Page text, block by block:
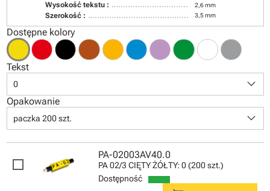
Wysokość tekstu : 2,6 mm
Szerokość : 3,5 mm
Dostępne kolory
Tekst
0 keyboard_arrow_down
Opakowanie
paczka 200 szt. keyboard_arrow_down
PA-02003AV40.0
PA 02/3 CIĘTY ŻÓŁTY: 0 (200 szt.)
Dostępność